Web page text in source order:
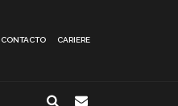
CONTACTO CARIERE